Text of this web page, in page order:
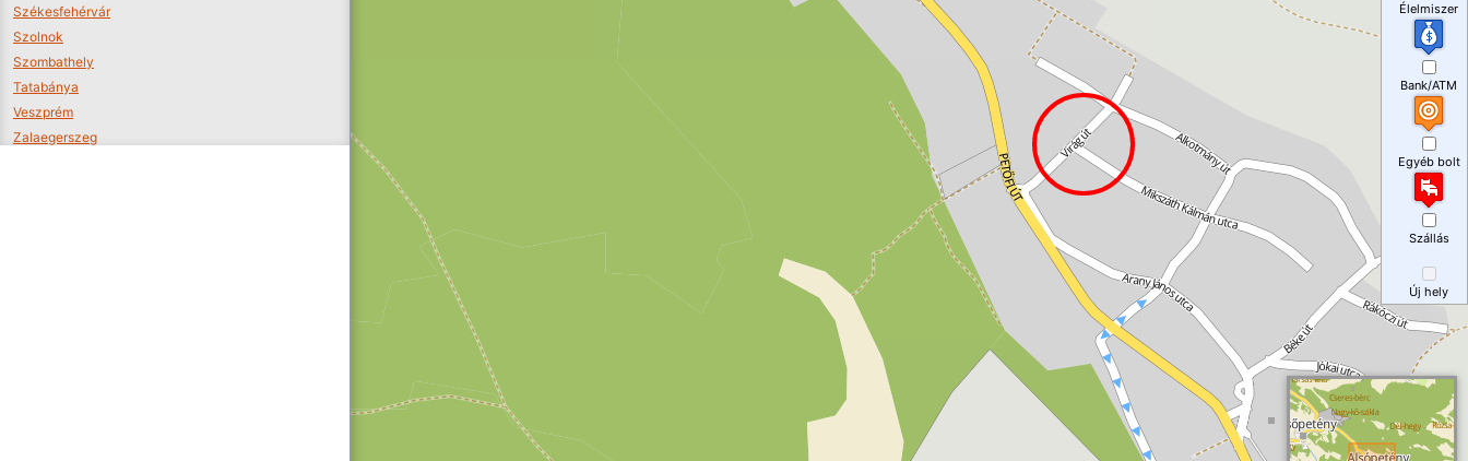
Székesfehérvár
Szolnok
Szombathely
Tatabánya
Veszprém
Zalaegerszeg
Élelmiszer
Bank/ATM
Egyéb bolt
Szállás
Új hely